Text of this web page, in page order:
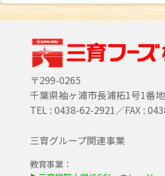
〒299-0265
千葉県袖ヶ浦市長浦拓1号1番
TEL : 0438-62-2921／FAX :
三育グループ関連事業
教育事業：